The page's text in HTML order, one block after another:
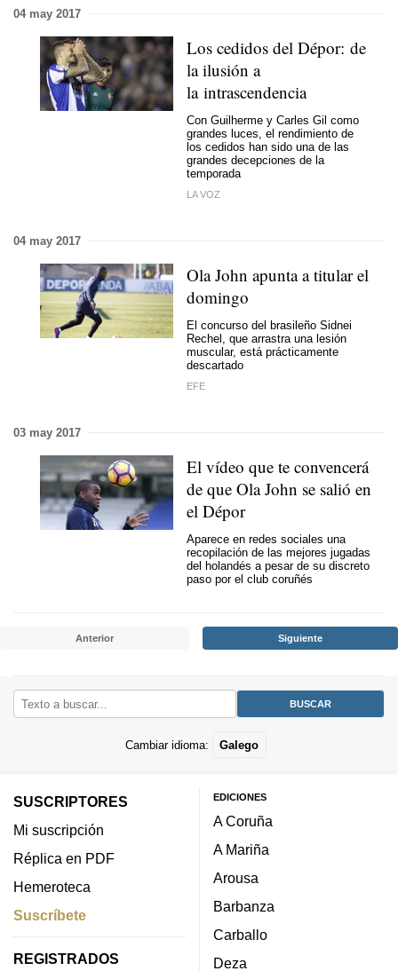
04 may 2017
Los cedidos del Dépor: de
la ilusión a
la intrascendencia
Con Guilherme y Carles Gil como
grandes luces, el rendimiento de
los cedidos han sido una de las
grandes decepciones de la
temporada
LA VOZ
04 may 2017
Ola John apunta a titular el
domingo
El concurso del brasileño Sidnei
Rechel, que arrastra una lesión
muscular, está prácticamente
descartado
EFE
03 may 2017
El vídeo que te convencerá
de que Ola John se salió en
el Dépor
Aparece en redes sociales una
recopilación de las mejores jugadas
del holandés a pesar de su discreto
paso por el club coruñés
Anterior Siguiente
Cambiar idioma: Galego
SUSCRIPTORES
Mi suscripción
Réplica en PDF
Hemeroteca
Suscríbete
REGISTRADOS
EDICIONES
A Coruña
A Mariña
Arousa
Barbanza
Carballo
Deza